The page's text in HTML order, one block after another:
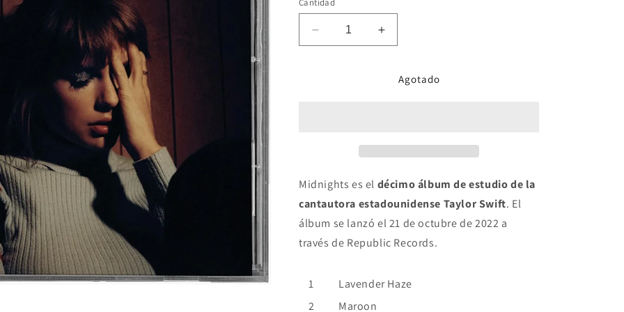
Cantidad
Reducir
cantidad
CD
Aumentar
cantidad
Taylor
CD
Agotado
Midnights es el décimo álbum de estudio de la
cantautora estadounidense Taylor Swift. El
álbum se lanzó el 21 de octubre de 2022 a
través de Republic Records.
1
Lavender Haze
2
Maroon